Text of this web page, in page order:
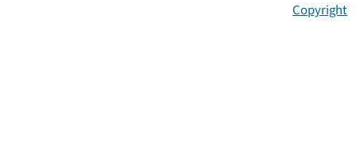
Copyright